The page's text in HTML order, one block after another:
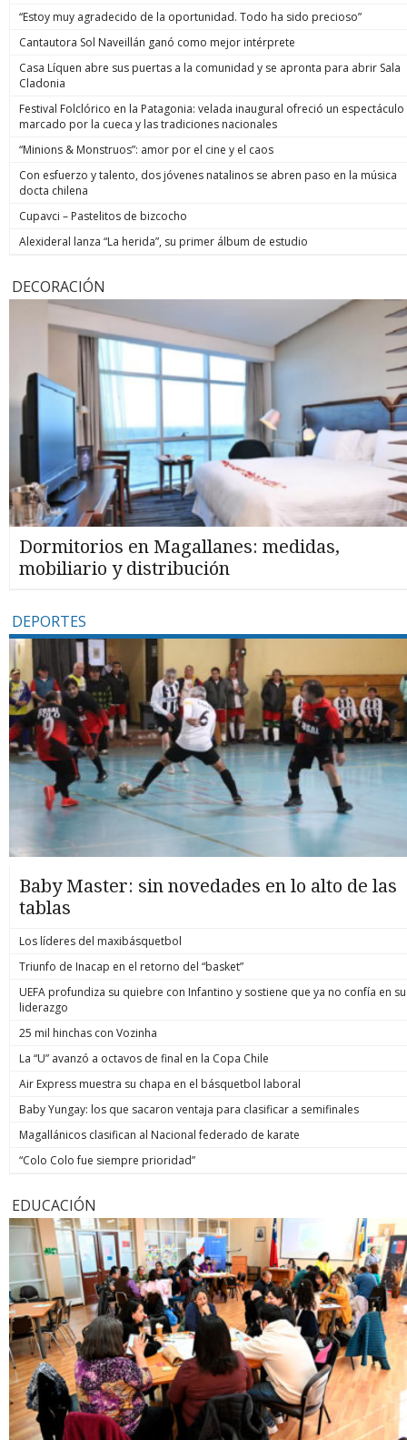
“Estoy muy agradecido de la oportunidad. Todo ha sido precioso”
Cantautora Sol Naveillán ganó como mejor intérprete
Casa Líquen abre sus puertas a la comunidad y se apronta para abrir Sala
Cladonia
Festival Folclórico en la Patagonia: velada inaugural ofreció un espectáculo
marcado por la cueca y las tradiciones nacionales
“Minions & Monstruos”: amor por el cine y el caos
Con esfuerzo y talento, dos jóvenes natalinos se abren paso en la música
docta chilena
Cupavci – Pastelitos de bizcocho
Alexideral lanza “La herida”, su primer álbum de estudio
DECORACIÓN
Dormitorios en Magallanes: medidas,
mobiliario y distribución
DEPORTES
Baby Master: sin novedades en lo alto de las
tablas
Los líderes del maxibásquetbol
Triunfo de Inacap en el retorno del “basket”
UEFA profundiza su quiebre con Infantino y sostiene que ya no confía en su
liderazgo
25 mil hinchas con Vozinha
La “U” avanzó a octavos de final en la Copa Chile
Air Express muestra su chapa en el básquetbol laboral
Baby Yungay: los que sacaron ventaja para clasificar a semifinales
Magallánicos clasifican al Nacional federado de karate
“Colo Colo fue siempre prioridad”
EDUCACIÓN